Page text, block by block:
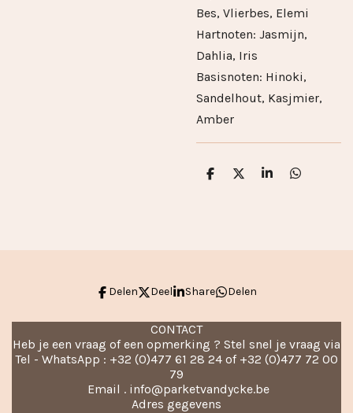
Bes, Vlierbes, Elemi
Hartnoten: Jasmijn,
Dahlia, Iris
Basisnoten: Hinoki,
Sandelhout, Kasjmier,
Amber
D
D
S
D
Delen Deel Share Delen
CONTACT
Heb je een vraag of een opmerking ? Stel snel je vraag via
Tel - WhatsApp : +32 (0)477 61 28 24 of +32 (0)477 72 00
79
Email . info@parketvandycke.be
Adres gegevens